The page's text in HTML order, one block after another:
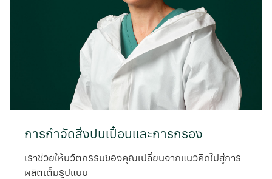
การกำจัดสิ่งปนเปื้อนและการกรอง
เราช่วยให้นวัตกรรมของคุณเปลี่ยนจากแนวคิดไปสู่การ
ผลิตเต็มรูปแบบ